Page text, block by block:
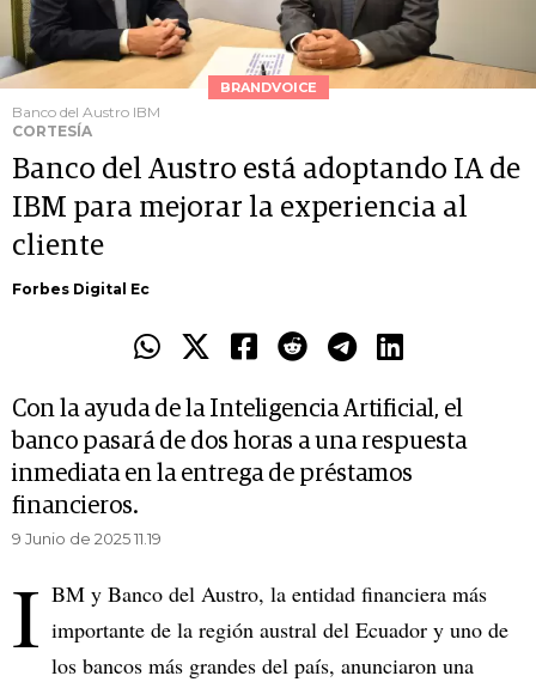
BRANDVOICE
Banco del Austro IBM
CORTESÍA
Banco del Austro está adoptando IA de
IBM para mejorar la experiencia al
cliente
Forbes Digital Ec
Con la ayuda de la Inteligencia Artificial, el
banco pasará de dos horas a una respuesta
inmediata en la entrega de préstamos
financieros.
9 Junio de 2025 11.19
I BM y Banco del Austro, la entidad financiera más
importante de la región austral del Ecuador y uno de
los bancos más grandes del país, anunciaron una